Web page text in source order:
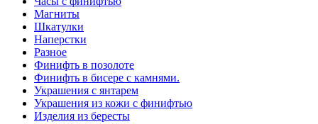
Магниты
Шкатулки
Наперстки
Разное
Финифть в позолоте
Финифть в бисере с камнями.
Украшения с янтарем
Украшения из кожи с финифтью
Изделия из бересты